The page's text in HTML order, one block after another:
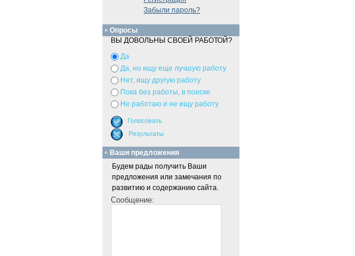
Забыли пароль?
Опросы
ВЫ ДОВОЛЬНЫ СВОЕЙ РАБОТОЙ?
Да
Да, но ищу еще лучшую работу
Нет, ищу другую работу
Пока без работы, в поиске
Не работаю и не ищу работу
Ваши предложения
Будем рады получить Ваши
предложения или замечания по
развитию и содержанию сайта.
Сообщение: